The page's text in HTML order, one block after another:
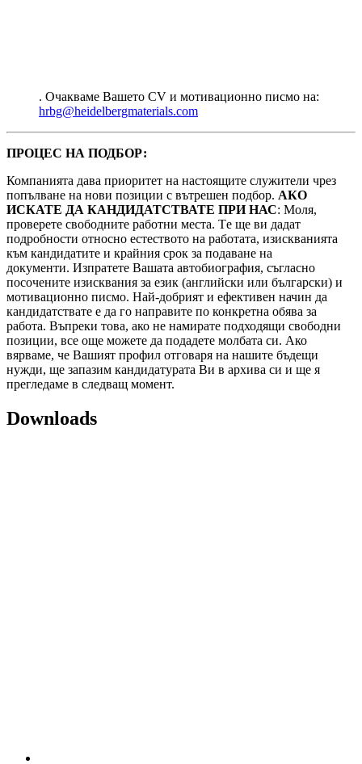
. Очакваме Вашето CV и мотивационно писмо на:
hrbg@heidelbergmaterials.com
ПРОЦЕС НА ПОДБОР:
Компанията дава приоритет на настоящите служители чрез
попълване на нови позиции с вътрешен подбор. АКО
ИСКАТЕ ДА КАНДИДАТСТВАТЕ ПРИ НАС: Моля,
проверете свободните работни места. Tе ще ви дадат
подробности относно естеството на работата, изискванията
към кандидатите и крайния срок за подаване на
документи. Изпратете Вашата автобиография, съгласно
посочените изисквания за език (английски или български) и
мотивационно писмо. Най-добрият и ефективен начин да
кандидатствате е да го направите по конкретна обява за
работа. Въпреки това, ако не намирате подходящи свободни
позиции, все още можете да подадете молбата си. Ако
вярваме, че Вашият профил отговаря на нашите бъдещи
нужди, ще запазим кандидатурата Ви в архива си и ще я
прегледаме в следващ момент.
Downloads